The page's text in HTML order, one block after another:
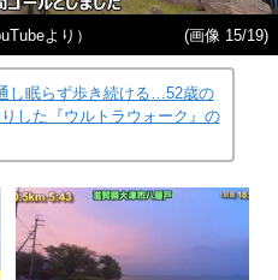
し眠らず歩き続ける…52歳の
した『ウルトラウォーク』の